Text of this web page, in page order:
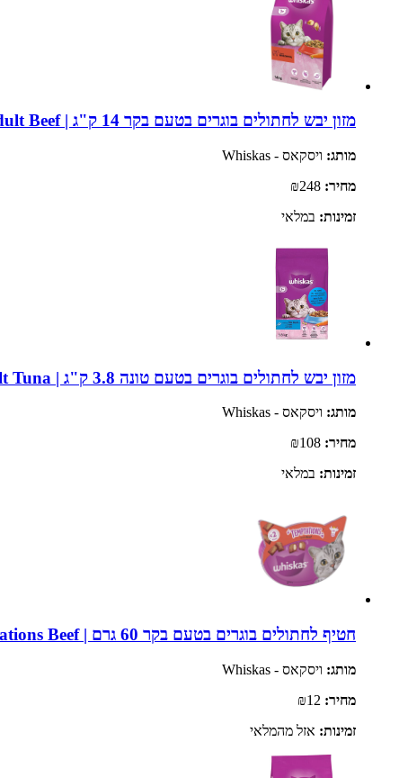
מזון יבש לחתולים בוגרים בטעם בקר 14 ק"ג | Whiskas Adult Beef
מותג: ויסקאס - Whiskas
מחיר:
זמינות: במלאי
מזון יבש לחתולים בוגרים בטעם טונה 3.8 ק"ג | Whiskas Adult Tuna
מותג: ויסקאס - Whiskas
מחיר:
זמינות: במלאי
חטיף לחתולים בוגרים בטעם בקר 60 גרם | Whiskas Temptations Beef
מותג: ויסקאס - Whiskas
מחיר:
זמינות: אזל מהמלאי